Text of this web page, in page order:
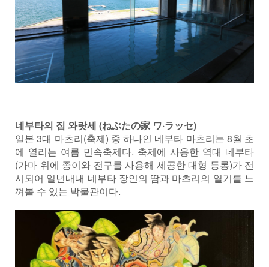
네부타의 집 와랏세 (ねぶたの家 ワ·ラッセ)
일본 3대 마츠리(축제) 중 하나인 네부타 마츠리는 8월 초
에 열리는 여름 민속축제다. 축제에 사용한 역대 네부타
(가마 위에 종이와 전구를 사용해 세공한 대형 등롱)가 전
시되어 일년내내 네부타 장인의 땀과 마츠리의 열기를 느
껴볼 수 있는 박물관이다.